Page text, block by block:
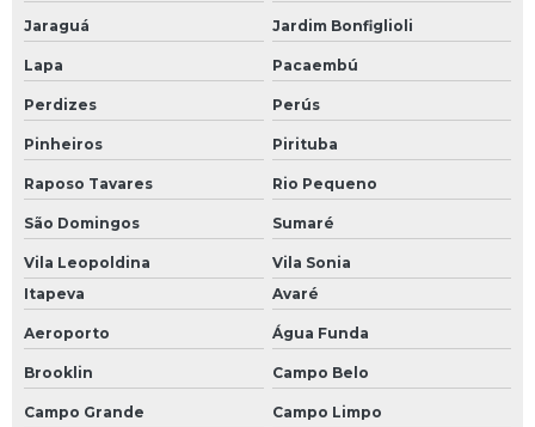
Jaraguá Jardim Bonfiglioli
Lapa Pacaembú
Perdizes Perús
Pinheiros Pirituba
Raposo Tavares Rio Pequeno
São Domingos Sumaré
Vila Leopoldina
Vila Sonia
Itapeva
Avaré
Aeroporto Água Funda
Brooklin Campo Belo
Campo Grande Campo Limpo